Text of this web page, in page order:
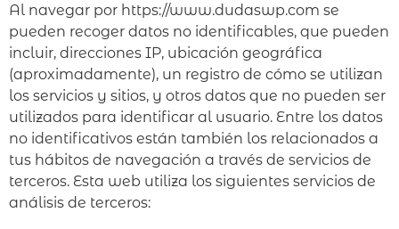
Al navegar por https://www.dudaswp.com se
pueden recoger datos no identificables, que pueden
incluir, direcciones IP, ubicación geográfica
(aproximadamente), un registro de cómo se utilizan
los servicios y sitios, y otros datos que no pueden ser
utilizados para identificar al usuario. Entre los datos
no identificativos están también los relacionados a
tus hábitos de navegación a través de servicios de
terceros. Esta web utiliza los siguientes servicios de
análisis de terceros: